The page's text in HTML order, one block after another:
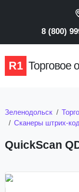
8 (800)
R1 Торговое
Зеленодольск
Сканеры штрих-
QuickScan